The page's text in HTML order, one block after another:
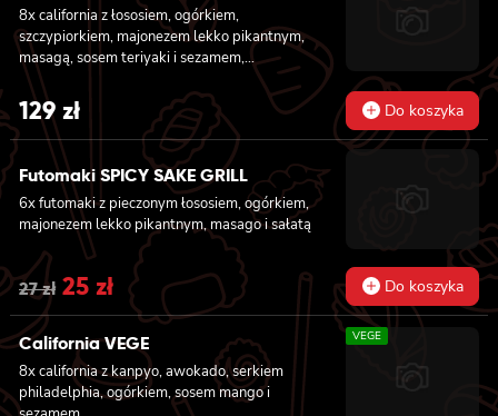
8x california z łososiem, ogórkiem,
szczypiorkiem, majonezem lekko pikantnym,
masagą, sosem teriyaki i sezamem,
panierowane w chrupiącej panko, 8x
california z węgorzem , krewetką, imbirem,
majonezem lekko pikantnym, sosem teriyaki i
sezamem, panierowane w chrupiącej panko,
8x california z serkiem philadelphia,
węgorzem, ogórkiem, sosem teriyaki i
sezamem, panierowane w chrupiącej panko,
8x california z łososiem wędzonym,
ogórkiem, awokado, szczypiorkiem, sosem
teriyaki i sezamem, panierowane w
chrupiącej panko.
129 zł Do koszyka
Futomaki SPICY SAKE GRILL
6x futomaki z pieczonym łososiem, ogórkiem,
majonezem lekko pikantnym, masago i sałatą
27zł Original
price
was:
27 zł.
25 zł Current
price
is:
25 zł.
Do koszyka
California VEGE
8x california z kanpyo, awokado, serkiem
philadelphia, ogórkiem, sosem mango i
VEGE